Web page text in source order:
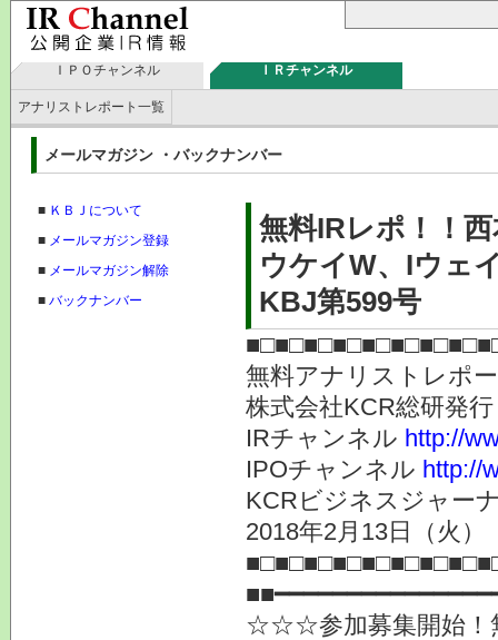
ＩＰＯチャンネル ＩＲチャンネル
アナリストレポート一覧
メールマガジン ・バックナンバー
■ ＫＢＪについて
■ メールマガジン登録
■ メールマガジン解除
■ バックナンバー
無料IRレポ！！
ウケイW、Iウェ
KBJ第599号
無料アナリストレポ
株式会社
IRチャンネル http://
IPOチャンネル http://
KCRビジネスジャー
2018年2月13日（
☆☆☆参加募集開始！